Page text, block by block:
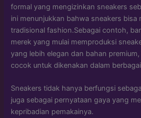
formal yang mengizinkan sneakers
ini menunjukkan bahwa sneakers bisa
tradisional fashion.Sebagai contoh,
merek yang mulai memproduksi
yang lebih elegan dan bahan
cocok untuk dikenakan dalam
Sneakers tidak hanya berfungsi
juga sebagai pernyataan gaya yang
kepribadian pemakainya.